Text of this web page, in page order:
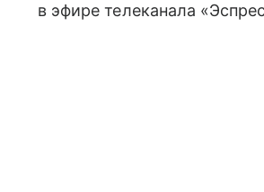
в эфире телеканала